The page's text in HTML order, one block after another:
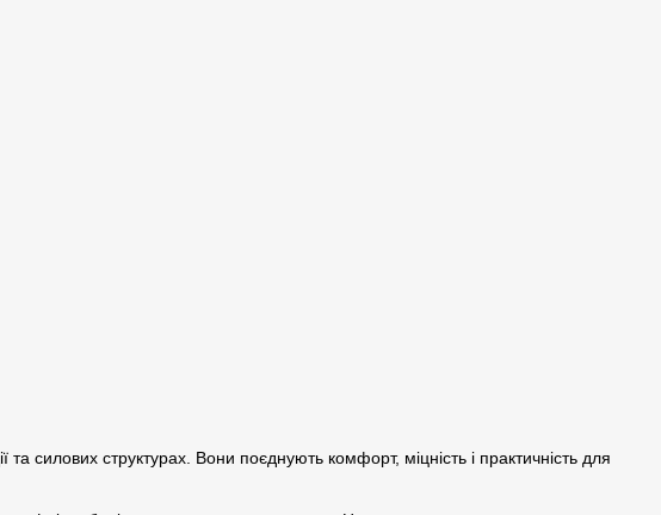
силових структурах. Вони поєднують комфорт, міцність і практичність для